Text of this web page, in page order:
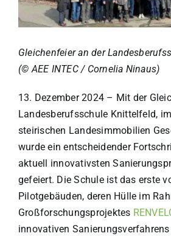
Gleichenfeier an der
(©AEE INTEC / Cornelia Ninaus)
13. Dezember 2024 – Mit der
Landesberufsschule Knittelfeld,
steirischen Landesimmobilien
wurde ein entscheidender
aktuell innovativsten
gefeiert. Die Schule ist das erste
Pilotgebäuden, deren Hülle im
Großforschungsprojektes
innovativen